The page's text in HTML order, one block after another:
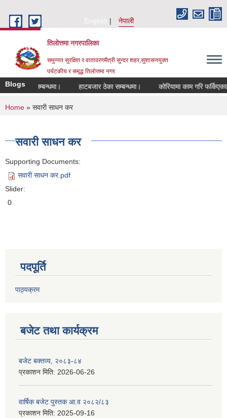
English
नेपाली
तिलोत्तमा नगरपालिका
समुन्नत सुरक्षित र वातावरणमैत्री सुन्दर शहर,सुशासनयुक्त
पर्यटकीय र समृद्ध तिलाेत्तमा नगर
Blogs
हुने सम्बन्धमा। हाटबजार ठेका सम्बन्धमा। कोरियामा काम गरि
You are here
Home » सवारी साधन कर
सवारी साधन कर
Supporting Documents:
सवारी साधन कर.pdf
Slider:
0
पदपूर्ति
पाठ्यक्रम
बजेट तथा कार्यक्रम
बजेट बक्तव्य, २०८३-८४
प्रकाशन मिति: 2026-06-26
वार्षिक बजेट पुस्तक आ.व २०८२/८३
प्रकाशन मिति: 2025-09-16